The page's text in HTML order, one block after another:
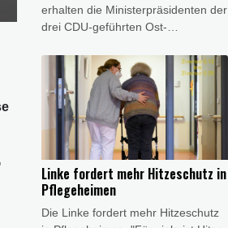
erhalten die Ministerpräsidenten der
drei CDU-geführten Ost-
Koalition und Opposition im Bund.
Politikerinnen und Politiker von
CSU, Grünen und Linken warnten
am Montag insbesondere vor
Einschnitten bei pflegenden
Angehörigen. Grünen-Fraktionsvize
Andreas Audretsch warf der
Bundesregierung vor, pflegende
Angehörige "in Altersarmut
schicken" zu wollen.
Linke fordert mehr Hitzeschutz in
Pflegeheimen
Die Linke fordert mehr Hitzeschutz